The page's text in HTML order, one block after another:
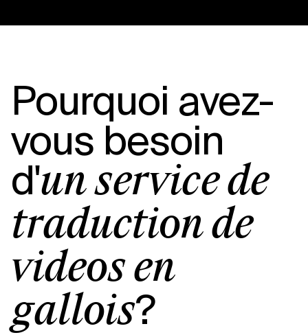
Pourquoi avez-
vous besoin
d'un service de
traduction de
vidéos en
gallois?